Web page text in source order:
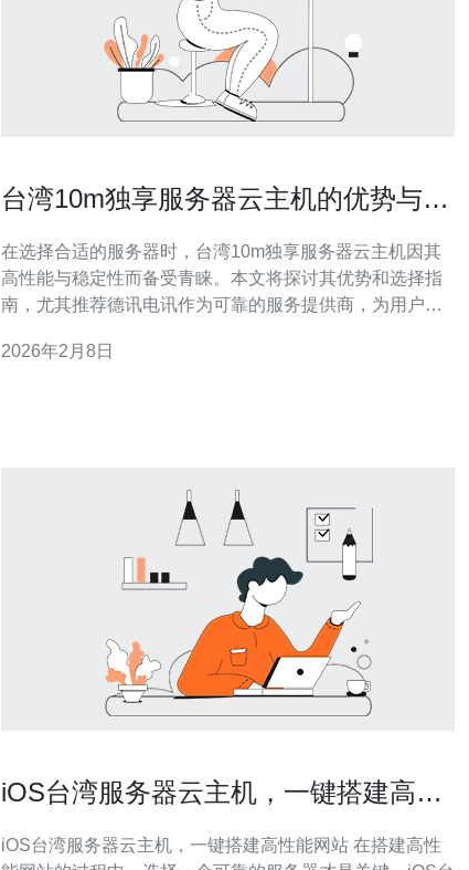
台湾10m独享服务器云主机的优势与选
在选择合适的服务器时，台湾10m独享服务器云主机因其
高性能与稳定性而备受青睐。本文将探讨其优势和选择指
南，尤其推荐德讯电讯作为可靠的服务提供商，为用户提
优势 独享服务器的主要优势在于其提供了专属资源，用户
2026年2月8日
iOS台湾服务器云主机，一键搭建高性
iOS台湾服务器云主机，一键搭建高性能网站 在搭建高性